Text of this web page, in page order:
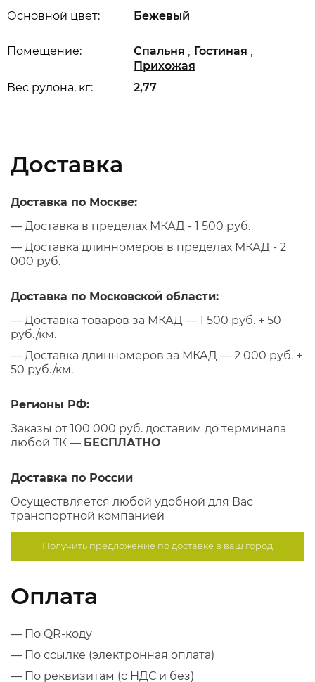
Вес рулона, кг: 2,77
Основной цвет: Бежевый
Помещение: Спальня , Гостиная ,
Прихожая
Доставка
Доставка по Москве:
— Доставка в пределах МКАД - 1 500 руб.
— Доставка длинномеров в пределах МКАД - 2
000 руб.
Доставка по Московской области:
— Доставка товаров за МКАД — 1 500 руб. + 50
руб./км.
— Доставка длинномеров за МКАД — 2 000 руб. +
50 руб./км.
Регионы РФ:
Заказы от 100 000 руб. доставим до терминала
любой ТК — БЕСПЛАТНО
Доставка по России
Осуществляется любой удобной для Вас
транспортной компанией
Получить предложение подоставке в ваш город
Оплата
— По QR-коду
— По ссылке (электронная оплата)
— По реквизитам (с НДС и без)